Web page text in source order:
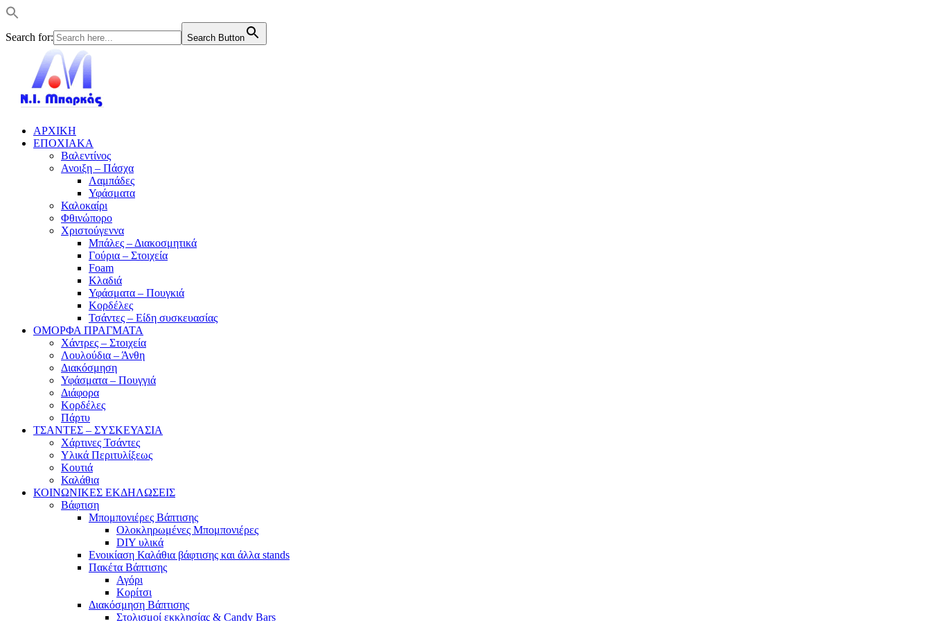
Search for: Search Button
ΑΡΧΙΚΗ
ΕΠΟΧΙΑΚΑ
Βαλεντίνος
Ανοιξη – Πάσχα
Λαμπάδες
Υφάσματα
Καλοκαίρι
Φθινώπορο
Χριστούγεννα
Μπάλες – Διακοσμητικά
Γούρια – Στοιχεία
Foam
Κλαδιά
Υφάσματα – Πουγκιά
Κορδέλες
Τσάντες – Είδη συσκευασίας
ΟΜΟΡΦΑ ΠΡΑΓΜΑΤΑ
Χάντρες – Στοιχεία
Λουλούδια – Άνθη
Διακόσμηση
Υφάσματα – Πουγγιά
Διάφορα
Κορδέλες
Πάρτυ
ΤΣΑΝΤΕΣ – ΣΥΣΚΕΥΑΣΙΑ
Χάρτινες Τσάντες
Υλικά Περιτυλίξεως
Κουτιά
Καλάθια
ΚΟΙΝΩΝΙΚΕΣ ΕΚΔΗΛΩΣΕΙΣ
Βάφτιση
Μπομπονιέρες Βάπτισης
Ολοκληρωμένες Μπομπονιέρες
DIY υλικά
Ενοικίαση Καλάθια βάφτισης και άλλα stands
Πακέτα Βάπτισης
Αγόρι
Κορίτσι
Διακόσμηση Βάπτισης
Στολισμοί εκκλησίας & Candy Bars